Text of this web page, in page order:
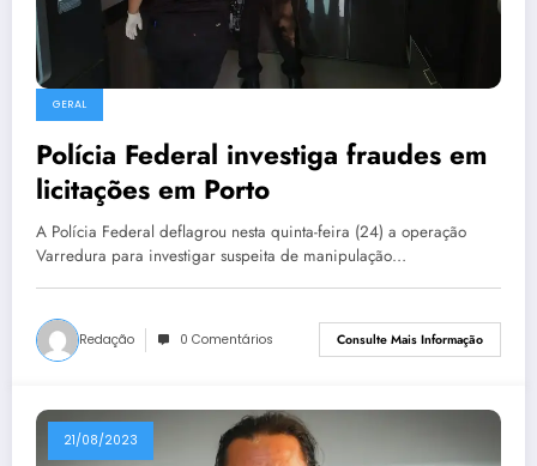
GERAL
Polícia Federal investiga fraudes em
licitações em Porto
A Polícia Federal deflagrou nesta quinta-feira (24) a operação
Varredura para investigar suspeita de manipulação…
Redação 0 Comentários Consulte Mais Informação
21/08/2023